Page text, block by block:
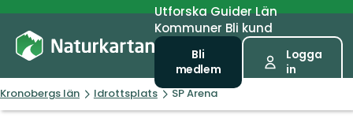
UtforskaGuiderLän
Kommuner Bli kund
Bli
medlem
Logga
in
Kronobergs län Idrottsplats SP Arena